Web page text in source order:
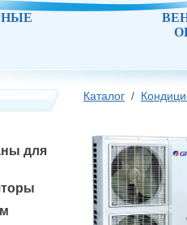
Каталог /
для